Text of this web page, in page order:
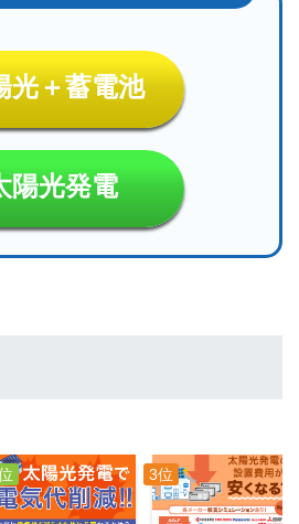
光＋蓄電池
陽光発電
3位